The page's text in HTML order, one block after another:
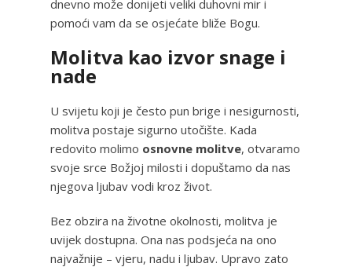
dnevno može donijeti veliki duhovni mir i
pomoći vam da se osjećate bliže Bogu.
Molitva kao izvor snage i
nade
U svijetu koji je često pun brige i nesigurnosti,
molitva postaje sigurno utočište. Kada
redovito molimo osnovne molitve, otvaramo
svoje srce Božjoj milosti i dopuštamo da nas
njegova ljubav vodi kroz život.
Bez obzira na životne okolnosti, molitva je
uvijek dostupna. Ona nas podsjeća na ono
najvažnije – vjeru, nadu i ljubav. Upravo zato